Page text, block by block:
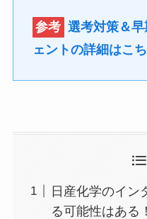
参考 選考対策＆
ェントの詳細はこ
日産化学のイン
る可能性はある